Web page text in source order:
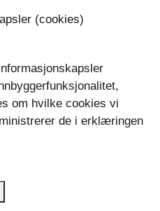
videregående
klasser på Vg2
Vg1 helse- og
Telemark videregående
Her er det økt
et nytt tilbud, har fått
(cookies)
om hvilke cookies vi
de i erklæringen